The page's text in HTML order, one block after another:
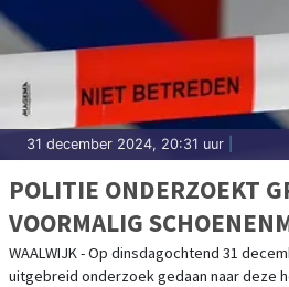
31 december 2024, 20:31 uur
POLITIE ONDERZOEKT
VOORMALIG
ELZENWEG
WAALWIJK - Op dinsdagochtend 31
uitgebreid onderzoek gedaan naar deze